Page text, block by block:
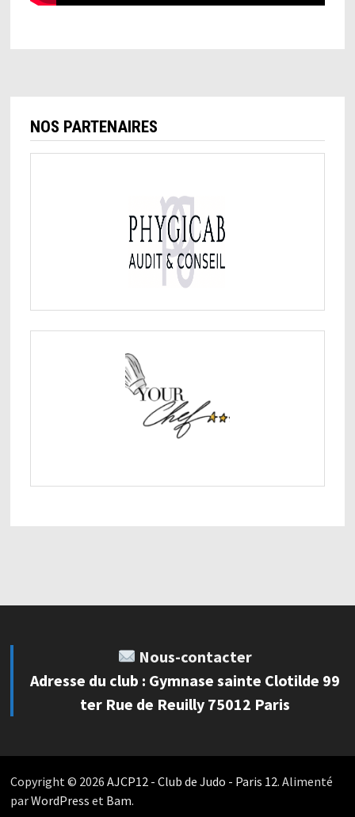
NOS PARTENAIRES
Nous-contacter
Adresse du club : Gymnase sainte Clotilde 99
ter Rue de Reuilly 75012 Paris
Copyright © 2026 AJCP12 - Club de Judo - Paris 12. Alimenté
parWordPress et Bam.